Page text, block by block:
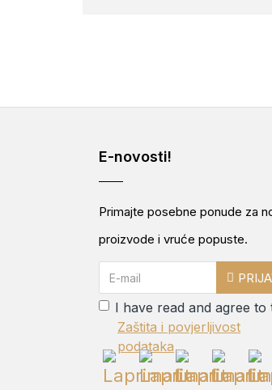
E-novosti!
Primajte posebne ponude za
proizvode i vruće popuste.
I have read and agree to
Zaštita i povjerljivost
podataka